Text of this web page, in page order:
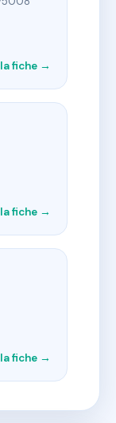
fiche →
fiche →
fiche →